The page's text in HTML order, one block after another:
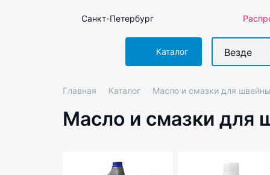
Санкт-Петербург
Каталог Везде
Главная Каталог Масло и смазки для
Масло и смазки для